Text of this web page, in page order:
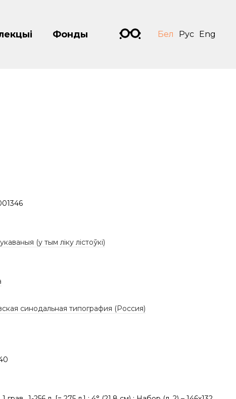
Фонды Бел Рус Eng
(у тым ліку лістоўкі)
синодальная типография (Россия)